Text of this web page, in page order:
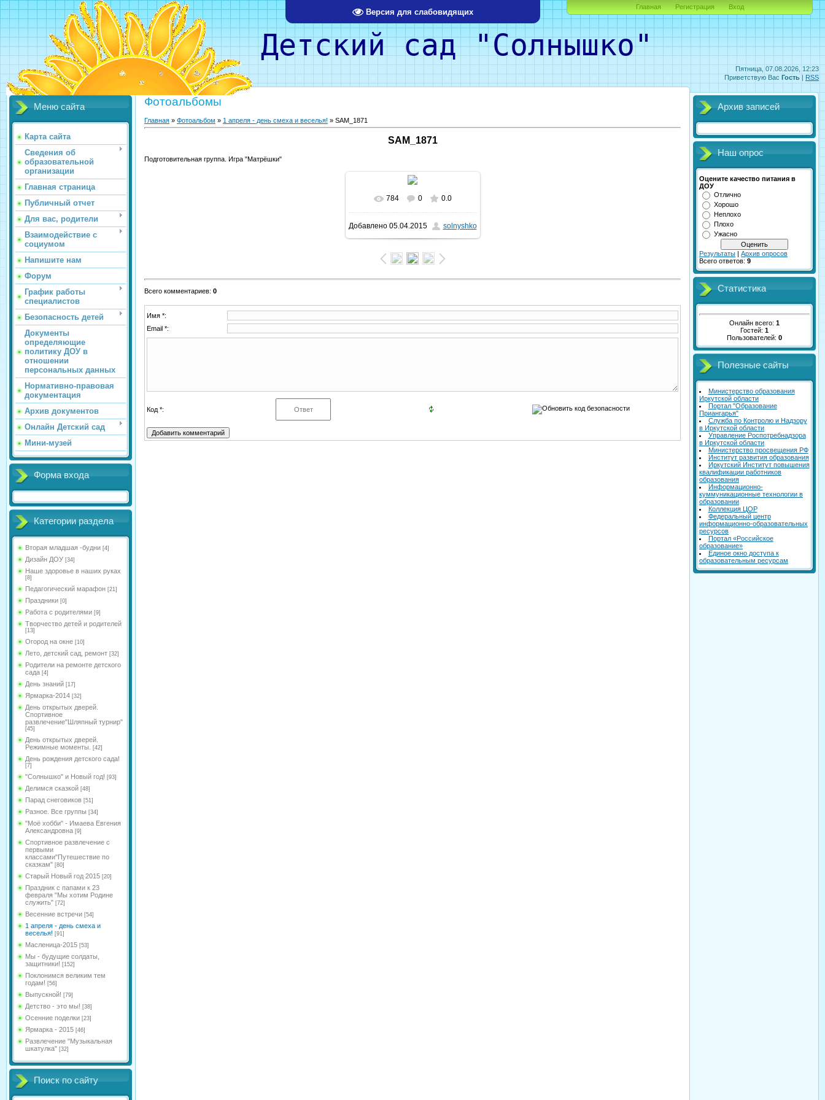
Версия для слабовидящих
Пятница, 07.08.2026, 12:23
Приветствую Вас Гость | RSS
Детский сад "Солнышко"
Главная Регистрация Вход
Меню сайта
Карта сайта
Сведения об
образовательной
организации
Главная страница
Публичный отчет
Для вас, родители
Взаимодействие с
социумом
Напишите нам
Форум
График работы
специалистов
Безопасность детей
Документы
определяющие
политику ДОУ в
отношении
персональных данных
Нормативно-правовая
документация
Архив документов
Онлайн Детский сад
Мини-музей
Форма входа
Категории раздела
Вторая младшая -будни [4]
Дизайн ДОУ [34]
Наше здоровье в наших руках
[8]
Педагогический марафон [21]
Праздники [0]
Работа с родителями [9]
Творчество детей и родителей
[13]
Огород на окне [10]
Лето, детский сад, ремонт [32]
Родители на ремонте детского
сада [4]
День знаний [17]
Ярмарка-2014 [32]
День открытых дверей.
Спортивное
развлечение"Шляпный турнир"
[45]
День открытых дверей.
Режимные моменты.
[42]
День рождения детского сада!
[7]
"Солнышко" и Новый год! [93]
Делимся сказкой [48]
Парад снеговиков [51]
Разное. Все группы [34]
"Моё хобби" - Имаева Евгения
Александровна [9]
Спортивное развлечение с
первыми
классами"Путешествие по
сказкам" [80]
Старый Новый год 2015 [20]
Праздник с папами к 23
февраля "Мы хотим Родине
служить" [72]
Весенние встречи [54]
1 апреля - день смеха и
веселья! [91]
Масленица-2015 [53]
Мы - будущие солдаты,
защитники! [152]
Поклонимся великим тем
годам! [56]
Выпускной! [79]
Детство - это мы! [38]
Осенние поделки [23]
Ярмарка - 2015 [46]
Развлечение "Музыкальная
шкатулка" [32]
Поиск по сайту
Фотоальбомы
Главная » Фотоальбом » 1 апреля - день смеха и веселья! » SAM_1871
SAM_1871
Подготовительная группа. Игра "Матрёшки"
784 0 0.0
Добавлено05.04.2015 solnyshko
Всего комментариев: 0
Имя *:
Email *:
Код *:
Архив записей
Наш опрос
Оцените качество питания в
ДОУ
Отлично
Хорошо
Неплохо
Плохо
Ужасно
Результаты | Архив опросов
Всего ответов: 9
Статистика
Онлайн всего: 1
Гостей: 1
Пользователей: 0
Полезные сайты
Министерство образования
Иркутской области
Портал "Образование
Приангарья"
Служба по Контролю и Надзору
в Иркутской области
Управление Роспотребнадзора
в Иркутской области
Министерство просвещения РФ
Институт развития образования
Иркутский Институт повышения
квалификации работников
образования
Информационно-
куммуникационные технологии в
образовании
Коллекция ЦОР
Федеральный центр
информационно-образовательных
ресурсов
Портал «Российское
образование»
Единое окно доступа к
образовательным ресурсам